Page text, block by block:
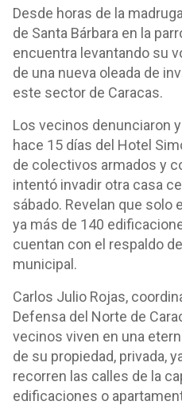
Desde horas de la
de Santa Bárbara en la
encuentra levantando su
de una nueva oleada de
este sector de Caracas.
Los vecinos denunciaron
hace 15 días del Hotel
de colectivos armados y
intentó invadir otra casa
sábado. Revelan que solo
ya más de 140
cuentan con el respaldo
municipal.
Carlos Julio Rojas,
Defensa del Norte de
vecinos viven en una
de su propiedad, privada,
recorren las calles de la
edificaciones o